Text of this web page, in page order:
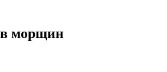
морщин